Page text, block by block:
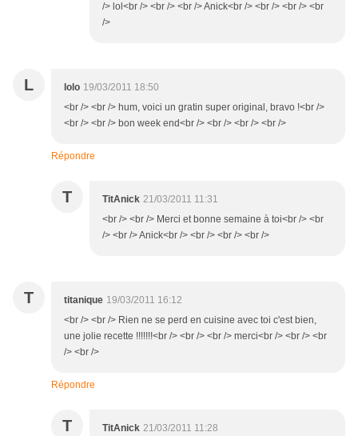
/> lol<br /> <br /> <br /> Anick<br /> <br /> <br /> <br
/>
L lolo 19/03/2011 18:50
<br /> <br /> hum, voici un gratin super original, bravo !<br />
<br /> <br /> bon week end<br /> <br /> <br /> <br />
Répondre
T TitAnick 21/03/2011 11:31
<br /> <br /> Merci et bonne semaine à toi<br /> <br
/> <br /> Anick<br /> <br /> <br /> <br />
T titanique 19/03/2011 16:12
<br /> <br /> Rien ne se perd en cuisine avec toi c'est bien,
une jolie recette !!!!!!!<br /> <br /> <br /> merci<br /> <br /> <br
/> <br />
Répondre
T TitAnick 21/03/2011 11:28